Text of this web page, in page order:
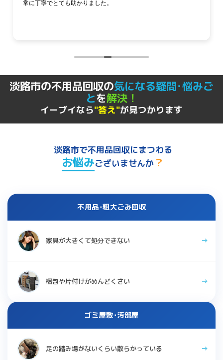
りました！
淡路市の不用品回収の気になる疑問･悩みご
とを解決！
イーブイなら"答え"が見つかります
淡路市で不用品回収にまつわる
お悩みございませんか ？
不用品･粗大ごみ回収
家具が大きくて処分できない
梱包や片付けがめんどくさい
ゴミ屋敷･汚部屋
足の踏み場がないくらい散らかっている